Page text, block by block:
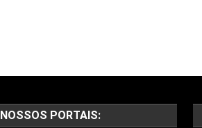
NOSSOS PORTAIS: